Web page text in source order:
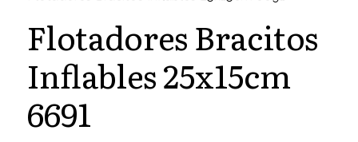
Flotadores Bracitos
Inflables 25x15cm
6691